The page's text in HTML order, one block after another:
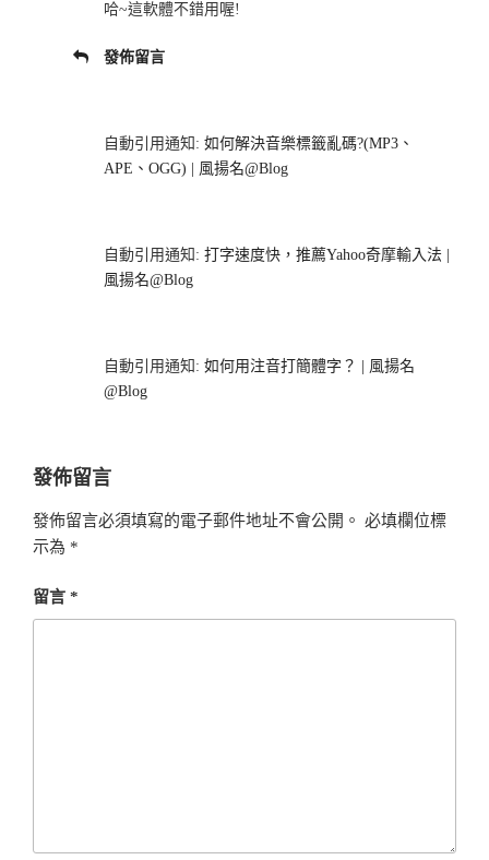
哈~這軟體不錯用喔!
發佈留言
自動引用通知: 如何解決音樂標籤亂碼?(MP3、
APE、OGG) | 風揚名@Blog
自動引用通知: 打字速度快，推薦Yahoo奇摩輸入法 |
風揚名@Blog
自動引用通知: 如何用注音打簡體字？ | 風揚名
@Blog
發佈留言
發佈留言必須填寫的電子郵件地址不會公開。 必填欄位標
示為 *
留言 *